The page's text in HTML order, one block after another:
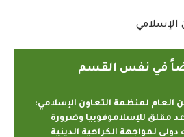
الإسلامي
في نفس القسم
العام لمنظمة التعاون الإسلامي:
مقلق للإسلاموفوبيا وضرورة
دولي لمواجهة الكراهية الدينية